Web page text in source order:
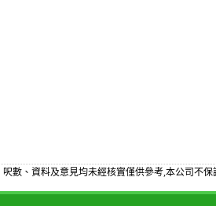
數、資料及意見均未經核實僅供參考,本公司不